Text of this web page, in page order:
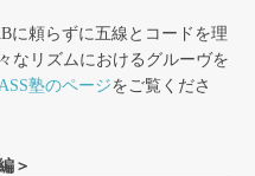
頼らずに五線とコードを理
なリズムにおけるグルーヴを
塾のページをご覧くださ
＞